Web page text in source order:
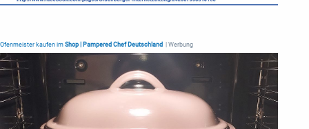
Ofenmeister kaufen im Shop | Pampered Chef Deutschland | Werbung